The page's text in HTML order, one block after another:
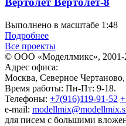
Выполнено в масштабе 1:48
Подробнее
Все проекты
© ООО «Моделлмикс», 2001-
Адрес офиса:
Москва, Северное Чертаново,
Время работы: Пн-Пт: 9-18.
Телефоны: +7(916)119-91-52
e-mail:
для писем с большими